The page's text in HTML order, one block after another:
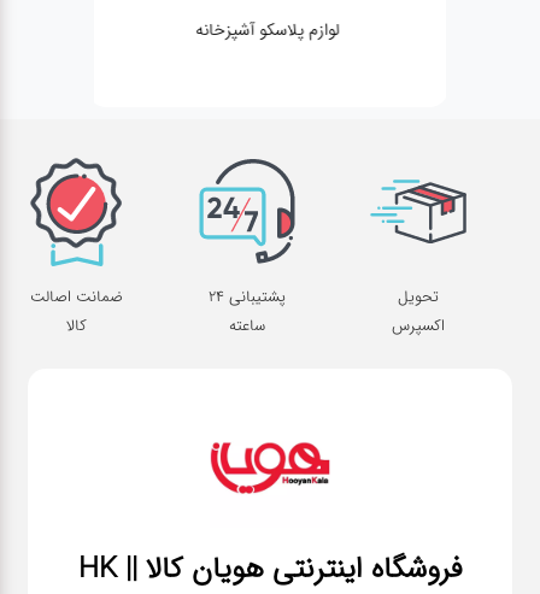
لوازم پلاسکو آشپزخانه
تحویل
اکسپرس
پشتیبانی 24
ساعته
ضمانت اصالت
کالا
فروشگاه اینترنتی هویان کالا || HK